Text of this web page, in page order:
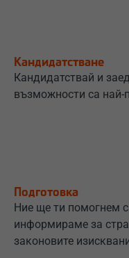
Кандидатстване
Кандидатствай и
възможности са най-
Подготовка
Ние ще ти помогнем
информираме за
законовите